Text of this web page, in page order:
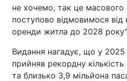
не хочемо, так це
поступово відмовимося від
оренди житла до 2028
Видання нагадує, що у
прийняв рекордну
та близько 3,9 мільйона